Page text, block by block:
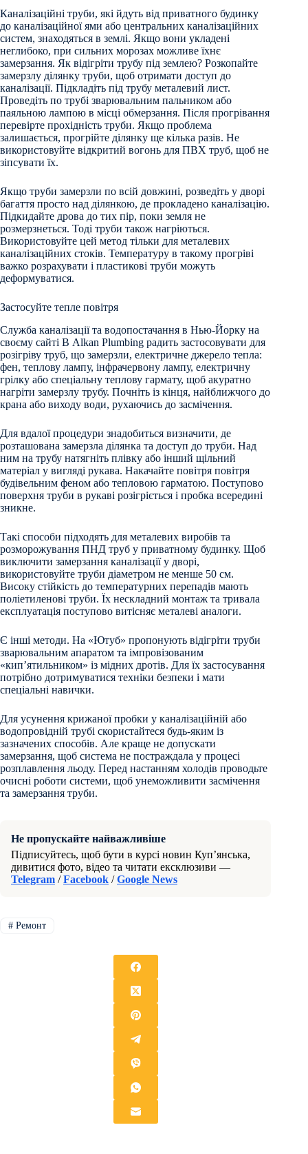
Каналізаційні труби, які йдуть від приватного будинку
до каналізаційної ями або центральних каналізаційних
систем, знаходяться в землі. Якщо вони укладені
неглибоко, при сильних морозах можливе їхнє
замерзання. Як відігріти трубу під землею? Розкопайте
замерзлу ділянку труби, щоб отримати доступ до
каналізації. Підкладіть під трубу металевий лист.
Проведіть по трубі зварювальним пальником або
паяльною лампою в місці обмерзання. Після прогрівання
перевірте прохідність труби. Якщо проблема
залишається, прогрійте ділянку ще кілька разів. Не
використовуйте відкритий вогонь для ПВХ труб, щоб не
зіпсувати їх.
Якщо труби замерзли по всій довжині, розведіть у дворі
багаття просто над ділянкою, де прокладено каналізацію.
Підкидайте дрова до тих пір, поки земля не
розмерзнеться. Тоді труби також нагріються.
Використовуйте цей метод тільки для металевих
каналізаційних стоків. Температуру в такому прогріві
важко розрахувати і пластикові труби можуть
деформуватися.
Застосуйте тепле повітря
Служба каналізації та водопостачання в Нью-Йорку на
своєму сайті В Alkan Plumbing радить застосовувати для
розігріву труб, що замерзли, електричне джерело тепла:
фен, теплову лампу, інфрачервону лампу, електричну
грілку або спеціальну теплову гармату, щоб акуратно
нагріти замерзлу трубу. Почніть із кінця, найближчого до
крана або виходу води, рухаючись до засмічення.
Для вдалої процедури знадобиться визначити, де
розташована замерзла ділянка та доступ до труби. Над
ним на трубу натягніть плівку або інший щільний
матеріал у вигляді рукава. Накачайте повітря повітря
будівельним феном або тепловою гарматою. Поступово
поверхня труби в рукаві розігріється і пробка всередині
зникне.
Такі способи підходять для металевих виробів та
розморожування ПНД труб у приватному будинку. Щоб
виключити замерзання каналізації у дворі,
використовуйте труби діаметром не менше 50 см.
Високу стійкість до температурних перепадів мають
поліетиленові труби. Їх нескладний монтаж та тривала
експлуатація поступово витісняє металеві аналоги.
Є інші методи. На «Ютуб» пропонують відігріти труби
зварювальним апаратом та імпровізованим
«кип’ятильником» із мідних дротів. Для їх застосування
потрібно дотримуватися техніки безпеки і мати
спеціальні навички.
Для усунення крижаної пробки у каналізаційній або
водопровідній трубі скористайтеся будь-яким із
зазначених способів. Але краще не допускати
замерзання, щоб система не постраждала у процесі
розплавлення льоду. Перед настанням холодів проводьте
очисні роботи системи, щоб унеможливити засмічення
та замерзання труби.
Не пропускайте найважливіше
Підписуйтесь, щоб бути в курсі новин Куп’янська,
дивитися фото, відео та читати ексклюзиви —
Telegram /Facebook /Google News
#Ремонт